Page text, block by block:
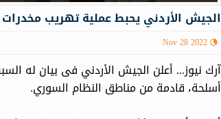
الجیش الأردني يحبط عملية تهريب
Nov 28 2022
أسلحة، قادمة من مناطق النظام السوري.